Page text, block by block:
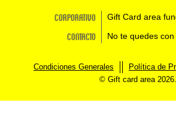
Corporativo Gift Card area
Contacto No te quedes
Condiciones Generales Política de
© Gift card area